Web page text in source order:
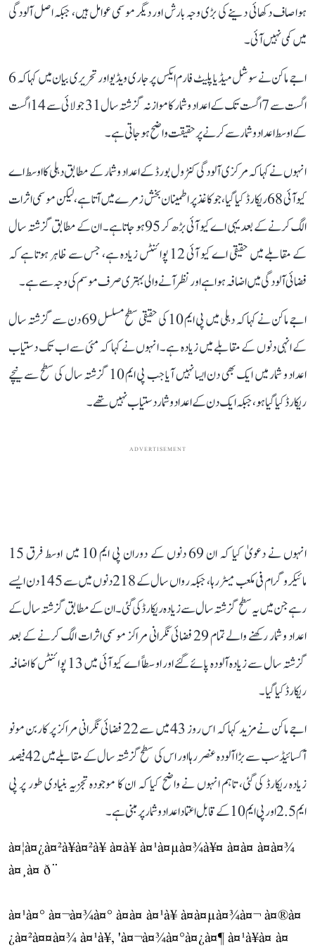
ہوا صاف دکھائی دینے کی بڑی وجہ بارش اور دیگر موسمی عوامل ہیں، جبکہ اصل آلودگی
میں کمی نہیں آئی۔
اجے ماکن نے سوشل میڈیا پلیٹ فارم ایکس پر جاری ویڈیو اور تحریری بیان میں کہا کہ 6
اگست سے 7 اگست تک کے اعداد و شمار کا موازنہ گزشتہ سال 31 جولائی سے 14 اگست
کے اوسط اعداد و شمار سے کرنے پر حقیقت واضح ہو جاتی ہے۔
انہوں نے کہا کہ مرکزی آلودگی کنٹرول بورڈ کے اعداد و شمار کے مطابق دہلی کا اوسط اے
کیو آئی 68 ریکارڈ کیا گیا، جو کاغذ پر اطمینان بخش زمرے میں آتا ہے، لیکن موسمی اثرات
الگ کرنے کے بعد یہی اے کیو آئی بڑھ کر 95 ہو جاتا ہے۔ ان کے مطابق گزشتہ سال
کے مقابلے میں حقیقی اے کیو آئی 12 پوائنٹس زیادہ ہے، جس سے ظاہر ہوتا ہے کہ
فضائی آلودگی میں اضافہ ہوا ہے اور نظر آنے والی بہتری صرف موسم کی وجہ سے ہے۔
اجے ماکن نے کہا کہ دہلی میں پی ایم 10 کی حقیقی سطح مسلسل 69 دن سے گزشتہ سال
کے انہی دنوں کے مقابلے میں زیادہ ہے۔ انہوں نے کہا کہ مئی سے اب تک دستیاب
اعداد و شمار میں ایک بھی دن ایسا نہیں آیا جب پی ایم 10 گزشتہ سال کی سطح سے نیچے
ریکارڈ کیا گیا ہو، جبکہ ایک دن کے اعداد و شمار دستیاب نہیں تھے۔
ADVERTISEMENT
انہوں نے دعویٰ کیا کہ ان 69 دنوں کے دوران پی ایم 10 میں اوسط فرق 15
مائیکروگرام فی مکعب میٹر رہا، جبکہ رواں سال کے 218 دنوں میں سے 145 دن ایسے
رہے جن میں یہ سطح گزشتہ سال سے زیادہ ریکارڈ کی گئی۔ ان کے مطابق گزشتہ سال کے
اعداد و شمار رکھنے والے تمام 29 فضائی نگرانی مراکز موسمی اثرات الگ کرنے کے بعد
گزشتہ سال سے زیادہ آلودہ پائے گئے اور اوسطاً اے کیو آئی میں 13 پوائنٹس کا اضافہ
ریکارڈ کیا گیا۔
اجے ماکن نے مزید کہا کہ اس روز 43 میں سے 22 فضائی نگرانی مراکز پر کاربن مونو
آکسائیڈ سب سے بڑا آلودہ عنصر رہا اور اس کی سطح گزشتہ سال کے مقابلے میں 42 فیصد
زیادہ ریکارڈ کی گئی، تاہم انہوں نے واضح کیا کہ ان کا موجودہ تجزیہ بنیادی طور پر پی
ایم 2.5 اور پی ایم 10 کے قابل اعتماد اعداد و شمار پر مبنی ہے۔
à¤¦à¤¿à¤²à¥à¤²à¥ à¤à¥ à¤¹à¤µà¤¾à¥¤ à¤à¤ à¤à¤¾
à¤¸à¤ ð¨
à¤¹à¤° à¤¬à¤¾à¤° à¤à¤ à¤¹à¥ à¤à¤µà¤¾à¤¬ à¤®à¤
¿à¤²à¤¤à¤¾ à¤¹à¥, 'à¤¬à¤¾à¤°à¤¿à¤¶ à¤¹à¥à¤ à¤